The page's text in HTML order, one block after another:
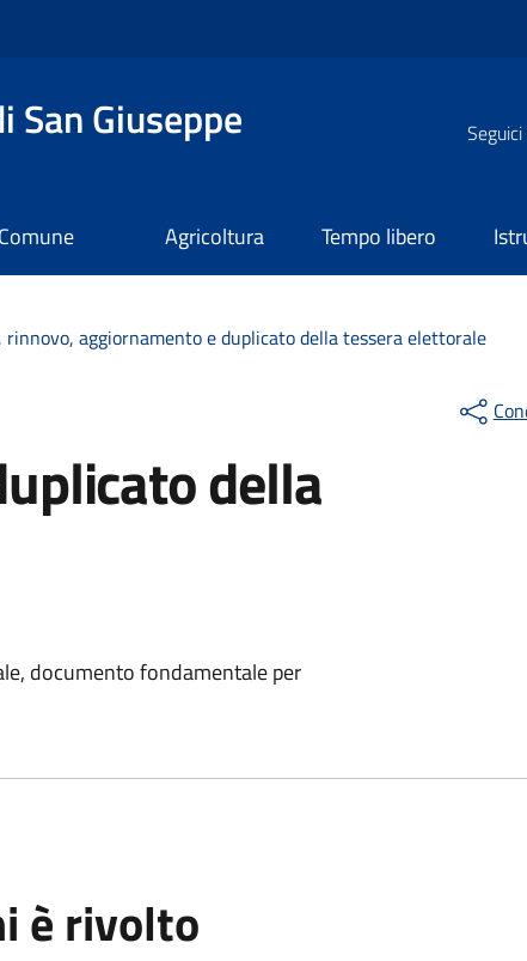
San Giuseppe Seguici
Agricoltura Tempo libero
rinnovo, aggiornamento e duplicato della tessera elettorale
della
documento fondamentale per
è rivolto